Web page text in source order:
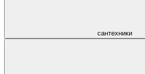
сантехники